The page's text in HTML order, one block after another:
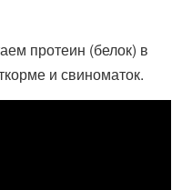
протеин (белок) в
и свиноматок.